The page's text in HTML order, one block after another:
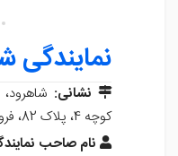
نمایندگی
نشانی:
کوچه 4، پلاک 82، فروشگاه لایکو
نام صاحب